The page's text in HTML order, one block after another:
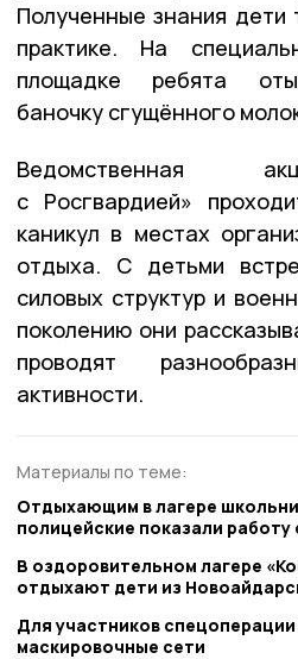
Полученные знания дети
практике. На
площадке ребята
баночку сгущённого
Ведомственная
с Росгвардией»
каникул в местах
отдыха. С детьми
силовых структур и
поколению они
проводят
активности.
Материалы по теме:
Отдыхающим в лагере
полицейские показали
В оздоровительном лагере
отдыхают дети из
Для участников
маскировочные сети